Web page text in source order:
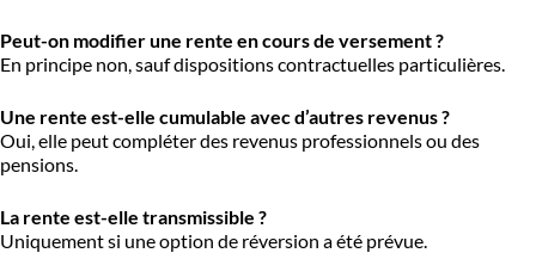
Peut-on modifier une rente en cours de versement ?
En principe non, sauf dispositions contractuelles particulières.
Une rente est-elle cumulable avec d’autres revenus ?
Oui, elle peut compléter des revenus professionnels ou des
pensions.
La rente est-elle transmissible ?
Uniquement si une option de réversion a été prévue.